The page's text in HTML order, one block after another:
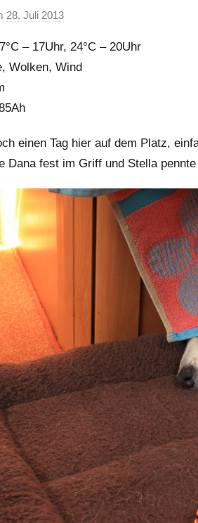
28. Juli 2013
n
M
u
s
– 17Uhr, 24°C – 20Uhr
Wolken, Wind
einen Tag hier auf dem Platz,
Dana fest im Griff und Stella